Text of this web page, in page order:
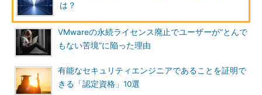
は？
VMwareの永続ライセンス廃止でユーザーが“とんで
もない苦境”に陥った理由
有能なセキュリティエンジニアであることを証明で
きる「認定資格」10選